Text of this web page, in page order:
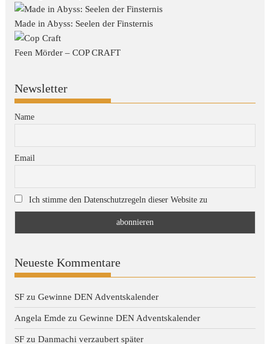
Made in Abyss: Seelen der Finsternis
Feen Mörder – COP CRAFT
Newsletter
Name
Email
Ich stimme den Datenschutzregeln dieser Website zu
Neueste Kommentare
SF zuGewinne DEN Adventskalender
Angela Emde zuGewinne DEN Adventskalender
SF zuDanmachi verzaubert später